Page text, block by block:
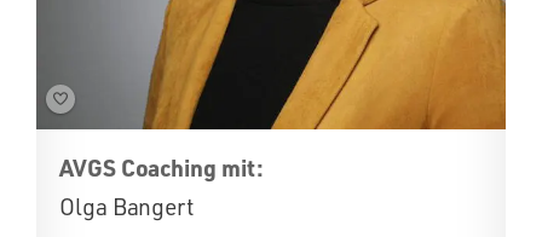
AVGS Coaching mit:
Olga Bangert